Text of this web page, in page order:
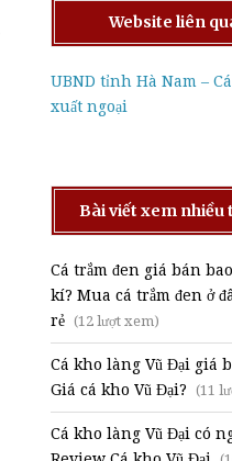
Website liên
UBND tỉnh Hà Nam –
xuất ngoại
Bài viết xem
Cá trắm đen giá bán
kí? Mua cá trắm đen ở
rẻ (12 lượt xem)
Cá kho làng Vũ Đại giá
Giá cá kho Vũ Đại? (11
Cá kho làng Vũ Đại có